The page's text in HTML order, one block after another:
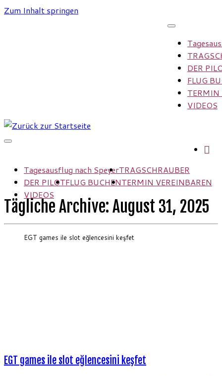
Zum Inhalt springen
DER
FLUG
TERMIN
VIDEOS
Tagesausflug nach SpeyerTRAGSCHRAUBER
DER PILOTFLUG BUCHENTERMIN VEREINBAREN
VIDEOS
Tägliche Archive: August 31, 2025
EGT games ile slot eğlencesini keşfet
EGT games ile slot eğlencesini keşfet